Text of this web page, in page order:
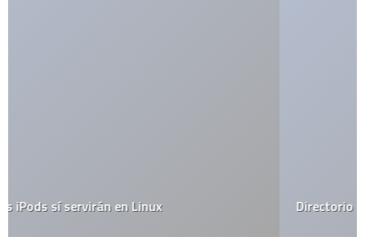
Directorio de aplicaciones para Ubuntu